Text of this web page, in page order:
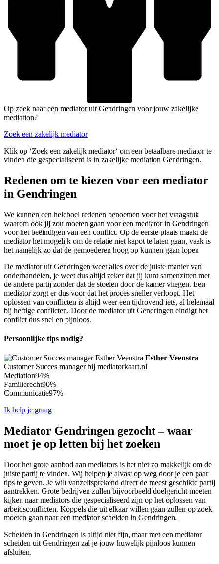
Op zoek naar een mediator uit Gendringen voor jouw zakelijke
mediation?
Zoek een zakelijk mediator
Klik op ‘Zoek een zakelijk mediator‘ om een betaalbare mediator te
vinden die gespecialiseerd is in zakelijke mediation Gendringen.
Redenen om te kiezen voor een mediator
in Gendringen
We kunnen een heleboel redenen benoemen voor het vraagstuk
waarom ook jij zou moeten gaan voor een mediator in Gendringen
voor het beëindigen van een conflict. Op de eerste plaats maakt de
mediator het mogelijk om de relatie niet kapot te laten gaan, vaak is
het namelijk zo dat de gemoederen hoog op kunnen gaan lopen
De mediator uit Gendringen weet alles over de juiste manier van
onderhandelen, je weet dus altijd zeker dat jij kunt samenzitten met
de andere partij zonder dat de stoelen door de kamer vliegen. Een
mediator zorgt er dus voor dat het proces sneller verloopt. Het
oplossen van conflicten is altijd weer een tijdrovend iets, al helemaal
bij heftige conflicten. Door de mediator uit Gendringen eindigt het
conflict dus snel en pijnloos.
Persoonlijke tips nodig?
Esther Veenstra
Customer Succes manager bij mediatorkaart.nl
Mediation94%
Familierecht90%
Communicatie97%
Ik help je graag
Mediator Gendringen gezocht – waar
moet je op letten bij het zoeken
Door het grote aanbod aan mediators is het niet zo makkelijk om de
juiste partij te vinden. Wij helpen je alvast op weg door je een paar
tips te geven. Je wilt vanzelfsprekend direct de meest geschikte partij
aantrekken. Grote bedrijven zullen bijvoorbeeld doelgericht moeten
kijken naar mediators die gespecialiseerd zijn op het oplossen van
arbeidsconflicten. Koppels die uit elkaar willen gaan zullen op zoek
moeten gaan naar een mediator scheiden in Gendringen.
Scheiden in Gendringen is altijd niet fijn, maar met een mediator
scheiden uit Gendringen zal je jouw huwelijk pijnloos kunnen
afsluiten.